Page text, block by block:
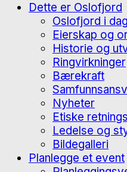
Dette er Oslofjord
Oslofjord i dag
Eierskap og
Historie og
Ringvirkninger
Bærekraft
Nyheter
Etiske
Ledelse og
Bildegalleri
Planlegge et event